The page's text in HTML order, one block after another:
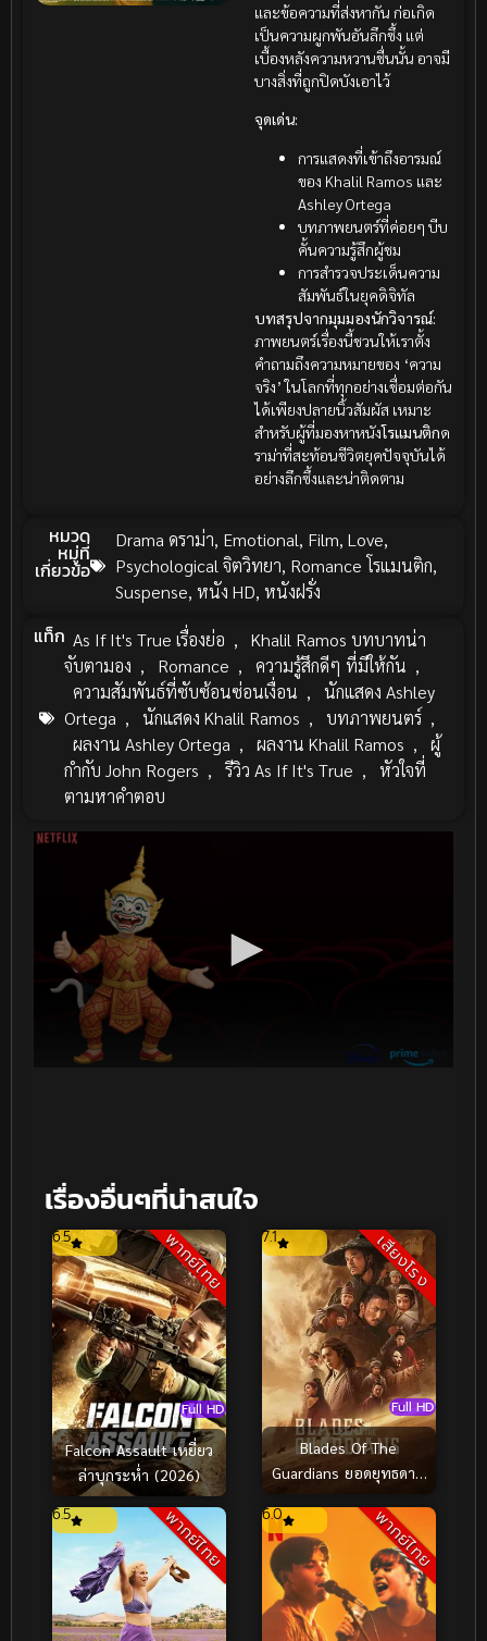
และข้อความที่ส่งหากัน ก่อเกิด
เป็นความผูกพันอันลึกซึ้ง แต่
เบื้องหลังความหวานชื่นนั้น อาจมี
บางสิ่งที่ถูกปิดบังเอาไว้
จุดเด่น:
การแสดงที่เข้าถึงอารมณ์
ของ Khalil Ramos และ
Ashley Ortega
บทภาพยนตร์ที่ค่อยๆ บีบ
คั้นความรู้สึกผู้ชม
การสำรวจประเด็นความ
สัมพันธ์ในยุคดิจิทัล
บทสรุปจากมุมมองนักวิจารณ์:
ภาพยนตร์เรื่องนี้ชวนให้เราตั้ง
คำถามถึงความหมายของ ‘ความ
จริง’ ในโลกที่ทุกอย่างเชื่อมต่อกัน
ได้เพียงปลายนิ้วสัมผัส เหมาะ
สำหรับผู้ที่มองหาหนังโรแมนติกด
ราม่าที่สะท้อนชีวิตยุคปัจจุบันได้
อย่างลึกซึ้งและน่าติดตาม
หมวด
หมู่ที่
เกี่ยวข้อ
Drama ดราม่า, Emotional, Film, Love,
Psychological จิตวิทยา, Romance โรแมนติก,
Suspense, หนัง HD, หนังฝรั่ง
แท็ก As If It's True เรื่องย่อ ,
Khalil Ramos บทบาทน่า
จับตามอง , Romance , ความรู้สึกดีๆ ที่มีให้กัน ,
ความสัมพันธ์ที่ซับซ้อนซ่อนเงื่อน ,
นักแสดง Ashley
Ortega , นักแสดง Khalil Ramos , บทภาพยนตร์ ,
ผลงาน Ashley Ortega , ผลงาน Khalil Ramos ,
ผู้
กำกับ John Rogers , รีวิว As If It's True ,
หัวใจที่
ตามหาคำตอบ
เรื่องอื่นๆที่น่าสนใจ
พากย์ไทย
Full HD
6.5
Falcon Assault เหยี่ยว
ล่าบุกระห่ำ (2026)
เสียงโรง
Full HD
7.1
Blades Of The
Guardians ยอดยุทธดาบ
พากย์ไทย
6.5 พากย์ไทย
6.0